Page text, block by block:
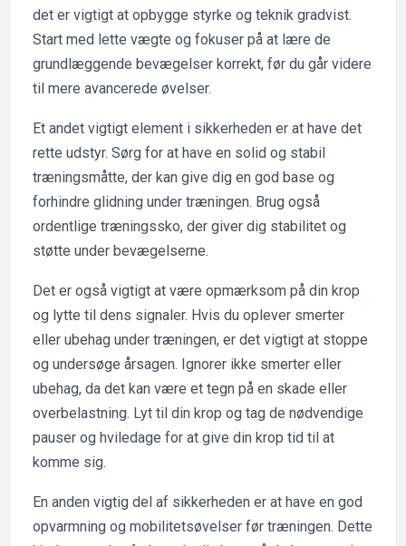
det er vigtigt at opbygge styrke og teknik gradvist.
Start med lette vægte og fokuser på at lære de
grundlæggende bevægelser korrekt, før du går videre
til mere avancerede øvelser.
Et andet vigtigt element i sikkerheden er at have det
rette udstyr. Sørg for at have en solid og stabil
træningsmåtte, der kan give dig en god base og
forhindre glidning under træningen. Brug også
ordentlige træningssko, der giver dig stabilitet og
støtte under bevægelserne.
Det er også vigtigt at være opmærksom på din krop
og lytte til dens signaler. Hvis du oplever smerter
eller ubehag under træningen, er det vigtigt at stoppe
og undersøge årsagen. Ignorer ikke smerter eller
ubehag, da det kan være et tegn på en skade eller
overbelastning. Lyt til din krop og tag de nødvendige
pauser og hviledage for at give din krop tid til at
komme sig.
En anden vigtig del af sikkerheden er at have en god
opvarmning og mobilitetsøvelser før træningen. Dette